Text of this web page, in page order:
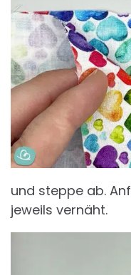
und steppe ab.
jeweils vernäht.